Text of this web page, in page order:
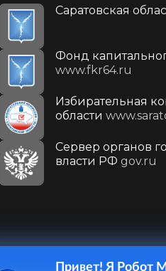
Саратовская
Фонд
www.fkr64.ru
Избирательная
области
Сервер органов
власти РФ gov.ru
Привет! Я Робот